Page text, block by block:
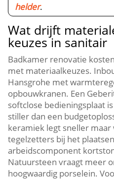
helder.​
Wat drijft
keuzes in sanitair
Badkamer renovatie
met materiaalkeuzes.​
Hansgrohe met
opbouwkranen.​ Een
softclose bedieningsplaat
stiller dan een
keramiek legt sneller maar
tegelzetters bij het
arbeidscomponent
Natuursteen vraagt meer
hoogwaardig porselein.​